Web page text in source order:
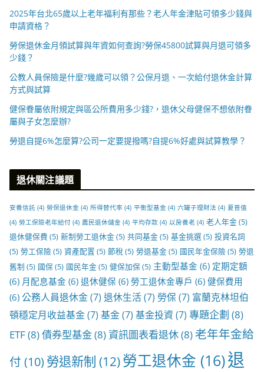
2025年台北65歲以上老年福利有那些？老人年金津貼可領多少錢與
申請資格？
勞保退休金月領試算與年資如何查詢?勞保45800試算與月退可領多
少錢？
公教人員保險是什麼?幾歲可以領？公保月退、一次給付退休金計算
方式與試算
健保眷屬依附規定與區公所費用多少錢?，退休父母健保不想依附眷
屬與子女怎麼辦?
勞退自提6%怎麼算?公司一定要提撥嗎?自提6%好處與試算教學？
退休關注議題
安養信託 (4) 勞保退休金 (4) 所得替代率 (4) 平衡型基金 (4) 六罐子理財法 (4) 夏普值
(4) 勞工保險老年給付 (4) 農民退休儲金 (4) 平均存款 (4) 以房養老 (4) 老人年金(5)
退休健保費 (5) 新制勞工退休金(5) 共同基金(5) 基金挑選 (5) 投資名詞
(5) 勞工保險 (5) 資產配置 (5) 節稅 (5) 勞退基金(5) 國民年金保險 (5) 勞退
舊制 (5) 國保(5) 國民年金(5) 健保加保(5) 主動型基金 (6) 定期定額
(6) 月配息基金 (6) 退休健保 (6) 勞工退休金專戶 (6) 健保費用
(6) 公務人員退休金(7) 退休生活(7) 勞保(7) 富蘭克林坦伯
頓穩定月收益基金(7) 基金(7) 基金投資 (7) 專題企劃 (8)
ETF(8)債券型基金(8)資訊圖表看退休(8)老年年金給
付 (10) 勞退新制 (12)勞工退休金 (16)退